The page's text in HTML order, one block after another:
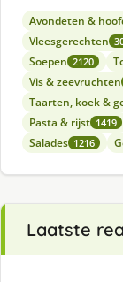
Avondeten &
Vleesgerechten
Soepen 2120
Vis & zeevruchten
Taarten, koek &
Pasta & rijst 1419
Salades 1216
Laatste